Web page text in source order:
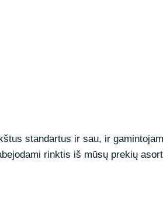
standartus ir sau, ir
rinktis iš mūsų prekių